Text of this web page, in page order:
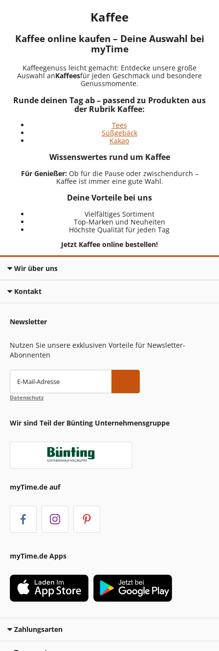
Kaffee
Kaffee online kaufen – Deine Auswahl bei
myTime
Kaffeegenuss leicht gemacht: Entdecke unsere große
Auswahl anKaffeesfür jeden Geschmack und besondere
Genussmomente.
Runde deinen Tag ab – passend zu Produkten aus
der Rubrik Kaffee:
Tees
Süßgebäck
Kakao
Wissenswertes rund um Kaffee
Für Genießer:Ob für die Pause oder zwischendurch –
Kaffee ist immer eine gute Wahl.
Deine Vorteile bei uns
Vielfältiges Sortiment
Top-Marken und Neuheiten
Höchste Qualität für jeden Tag
Jetzt Kaffee online bestellen!
Wir über uns
Kontakt
Newsletter
Nutzen Sie unsere exklusiven Vorteile für Newsletter-
Abonnenten
E-Mail-Adresse
Datenschutz
Wir sind Teil der Bünting Unternehmensgruppe
myTime.de auf
myTime.de Apps
Zahlungsarten